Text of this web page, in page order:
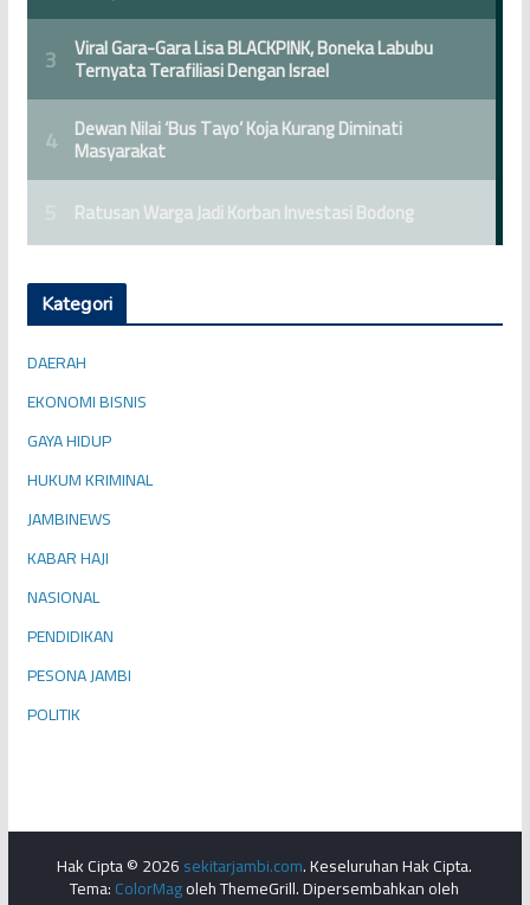
Kategori
DAERAH
EKONOMI BISNIS
GAYA HIDUP
HUKUM KRIMINAL
JAMBINEWS
KABAR HAJI
NASIONAL
PENDIDIKAN
PESONA JAMBI
POLITIK
Hak Cipta © 2026sekitarjambi.com. Keseluruhan Hak Cipta.
Tema:ColorMagoleh ThemeGrill. Dipersembahkan oleh